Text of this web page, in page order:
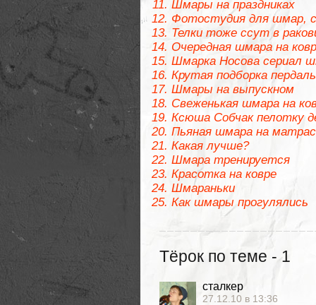
Шмары на праздниках
Фотостудия для шмар,
Телки тоже ссут в
Очередная шмара на
Шмарка Носова сериал
Крутая подборка
Шмары на выпускном
Свеженькая шмара на
Ксюша Собчак пелотку
Пьяная шмара на
Какая лучше?
Шмара тренируется
Красотка на ковре
Шмараньки
Как шмары прогулялись
Тёрок по теме - 1
сталкер
27.12.10 в 13:36